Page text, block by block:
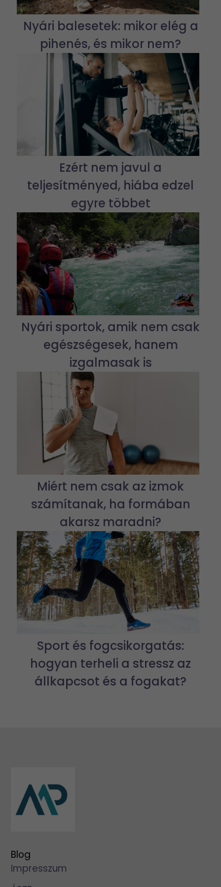
Nyári balesetek: mikor elég a
pihenés, és mikor nem?
Ezért nem javul a
teljesítményed, hiába edzel
egyre többet
Nyári sportok, amik nem csak
egészségesek, hanem
izgalmasak is
Miért nem csak az izmok
számítanak, ha formában
akarsz maradni?
Sport és fogcsikorgatás:
hogyan terheli a stressz az
állkapcsot és a fogakat?
Blog
Impresszum